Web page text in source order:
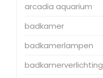
arcadia aquarium
badkamer
badkamerlampen
badkamerverlichting